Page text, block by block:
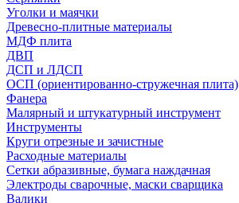
Уголки и маячки
Древесно-плитные материалы
МДФ плита
ДВП
ДСП и ЛДСП
ОСП (ориентированно-стружечная плита)
Фанера
Малярный и штукатурный инструмент
Инструменты
Круги отрезные и зачистные
Расходные материалы
Сетки абразивные, бумага наждачная
Электроды сварочные, маски сварщика
Валики